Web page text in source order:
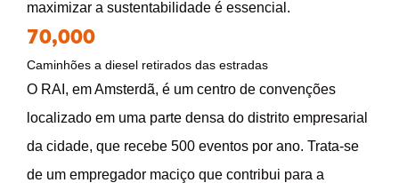
maximizar a sustentabilidade é essencial.
70,000
Caminhões a diesel retirados das estradas
O RAI, em Amsterdã, é um centro de convenções
localizado em uma parte densa do distrito empresarial
da cidade, que recebe 500 eventos por ano. Trata-se
de um empregador maciço que contribui para a